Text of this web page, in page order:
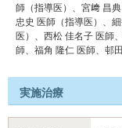
師（指導医）、宮﨑 昌
忠史 医師（指導医）、
医）、⻄松 佳名⼦ 医師
師、福⾓ 隆仁 医師、邨
実施治療